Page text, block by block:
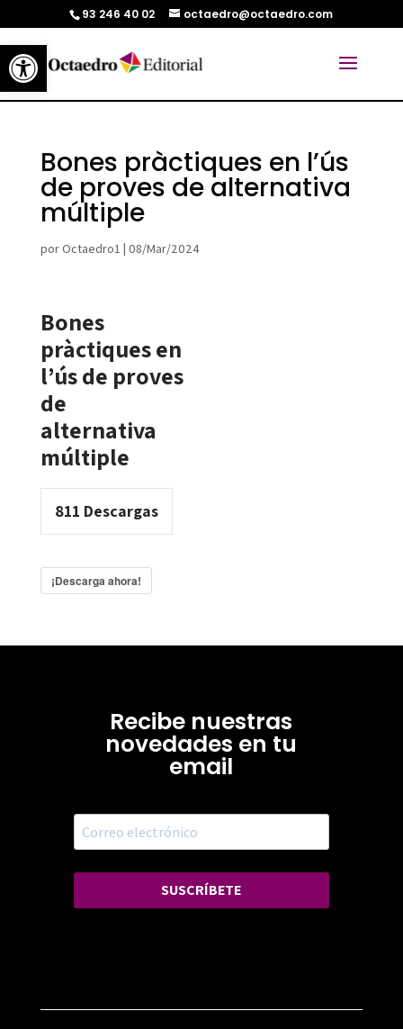
Abrir barra de herramientas
93 246 40 02 octaedro@octaedro.com
Bones pràctiques en l’ús
de proves de alternativa
múltiple
porOctaedro1 | 08/Mar/2024
Bones
pràctiques en
l’ús de proves
de
alternativa
múltiple
811 Descargas
¡Descarga ahora!
Recibe nuestras
novedades en tu
email
SUSCRÍBETE